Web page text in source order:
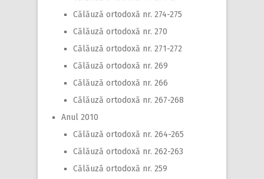
Călăuză ortodoxă nr. 274-275
Călăuză ortodoxă nr. 270
Călăuză ortodoxă nr. 271-272
Călăuză ortodoxă nr. 269
Călăuză ortodoxă nr. 266
Călăuză ortodoxă nr. 267-268
Anul 2010
Călăuză ortodoxă nr. 264-265
Călăuză ortodoxă nr. 262-263
Călăuză ortodoxă nr. 259